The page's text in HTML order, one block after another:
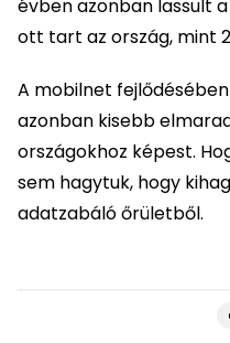
évben azonban lassult
ott tart az ország, mint
A mobilnet
azonban kisebb
országokhoz képest.
sem hagytuk, hogy
adatzabáló őrületből.